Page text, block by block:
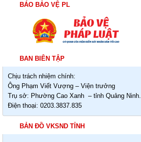
BÁO BẢO VỆ PL
BAN BIÊN TẬP
Chịu trách nhiệm chính:
Ông Phạm Viết Vượng – Viện trưởng
Trụ sở: Phường Cao Xanh – tỉnh Quảng Ninh.
Điện thoại: 0203.3837.835
BẢN ĐỒ VKSND TỈNH